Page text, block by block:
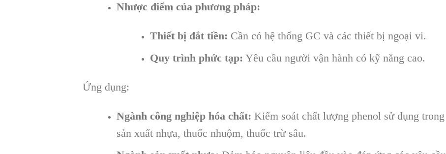
Nhược điểm của phương pháp:
Thiết bị đắt tiền: Cần có hệ thống GC và các thiết bị ngoại vi.
Quy trình phức tạp: Yêu cầu người vận hành có kỹ năng cao.
Ứng dụng:
Ngành công nghiệp hóa chất: Kiểm soát chất lượng phenol sử dụng trong
sản xuất nhựa, thuốc nhuộm, thuốc trừ sâu.